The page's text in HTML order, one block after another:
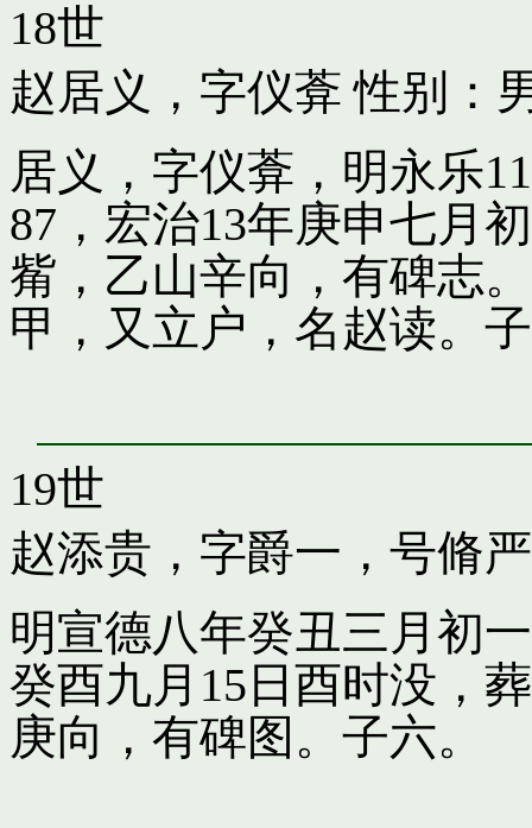
18世
赵居义，字仪葊 性别：
居义，字仪葊，明永乐
87，宏治13年庚申七月
觜，乙山辛向，有碑志
甲，又立户，名赵读。
19世
赵添贵，字爵一，号脩严
明宣德八年癸丑三月初
癸酉九月15日酉时没，
庚向，有碑图。子六。